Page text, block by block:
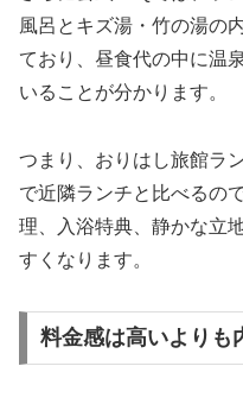
風呂とキズ湯・竹の湯の
ており、昼食代の中に温
いることが分かります。
つまり、おりはし旅館ラ
で近隣ランチと比べるの
理、入浴特典、静かな立
すくなります。
料金感は高いよりも